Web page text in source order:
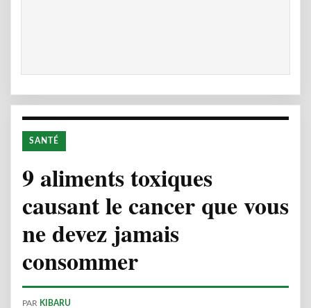
SANTÉ
9 aliments toxiques
causant le cancer que vous
ne devez jamais
consommer
PAR KIBARU